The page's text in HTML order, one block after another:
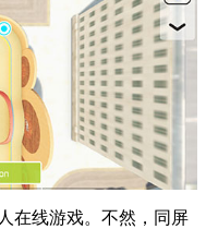
在线游戏。不然，同屏